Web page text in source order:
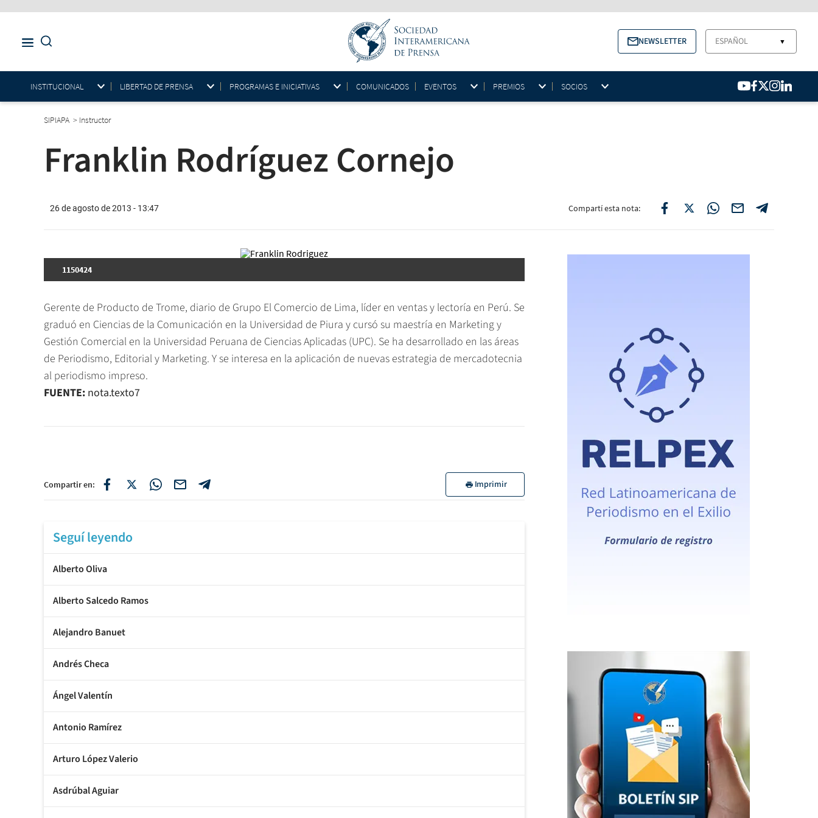
NEWSLETTER ESPAÑOL ▼
INSTITUCIONAL LIBERTAD DE PRENSA PROGRAMAS E INICIATIVAS COMUNICADOS EVENTOS PREMIOS SOCIOS
SIPIAPA > Instructor
Franklin Rodríguez Cornejo
26 de agosto de 2013 - 13:47 Compartí esta nota:
1150424
Gerente de Producto de Trome, diario de Grupo El Comercio de Lima, líder en ventas y lectoría en Perú. Se
graduó en Ciencias de la Comunicación en la Universidad de Piura y cursó su maestría en Marketing y
Gestión Comercial en la Universidad Peruana de Ciencias Aplicadas (UPC). Se ha desarrollado en las áreas
de Periodismo, Editorial y Marketing. Y se interesa en la aplicación de nuevas estrategia de mercadotecnia
al periodismo impreso.
FUENTE: nota.texto7
Compartir en: Imprimir
Seguí leyendo
Alberto Oliva
Alberto Salcedo Ramos
Alejandro Banuet
Andrés Checa
Ángel Valentín
Antonio Ramírez
Arturo López Valerio
Asdrúbal Aguiar